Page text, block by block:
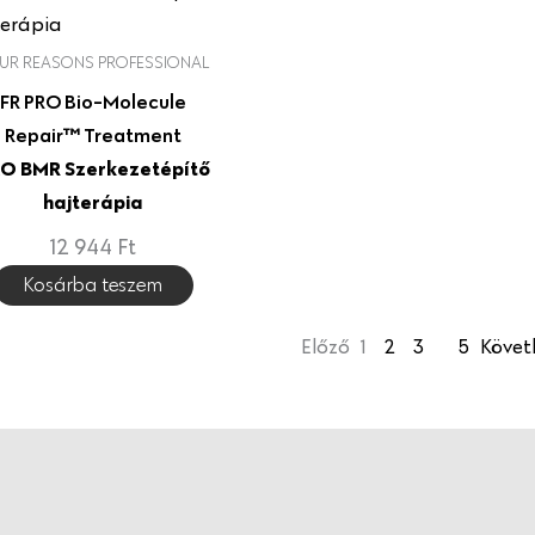
REASONS PROFESSIONAL
FR PRO Bio-Molecule
Repair™ Treatment
BMR Szerkezetépítő
hajterápia
12 944 Ft
Kosárba teszem
Előző 1 2 3 5